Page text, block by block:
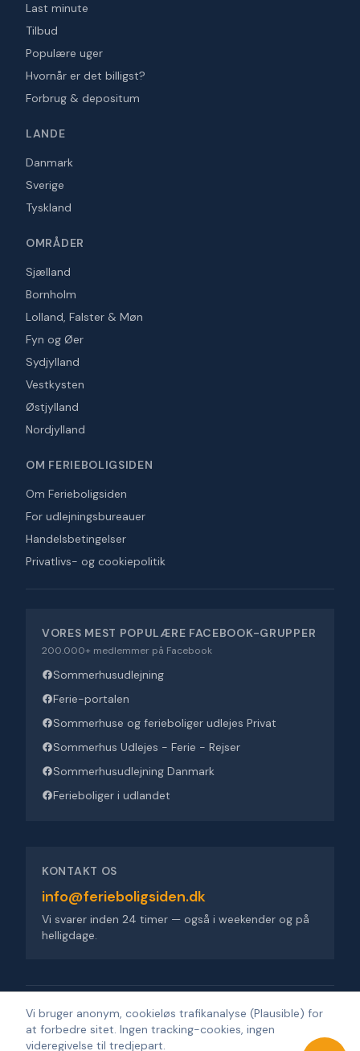
Last minute
Tilbud
Populære uger
Hvornår er det billigst?
Forbrug & depositum
LANDE
Danmark
Sverige
Tyskland
OMRÅDER
Sjælland
Bornholm
Lolland, Falster & Møn
Fyn og Øer
Sydjylland
Vestkysten
Østjylland
Nordjylland
OM FERIEBOLIGSIDEN
Om Ferieboligsiden
For udlejningsbureauer
Handelsbetingelser
Privatlivs- og cookiepolitik
VORES MEST POPULÆRE FACEBOOK-GRUPPER
200.000+ medlemmer på Facebook
Sommerhusudlejning
Ferie-portalen
Sommerhuse og ferieboliger udlejes Privat
Sommerhus Udlejes - Ferie - Rejser
Sommerhusudlejning Danmark
Ferieboliger i udlandet
KONTAKT OS
info@ferieboligsiden.dk
Vi svarer inden 24 timer — også i weekender og på
helligdage.
Ferieboligsiden ApS·Trigevej 9, 8382 Hinnerup ·CVR 36909676
© 2026Ferieboligsiden.Alle rettigheder forbeholdes.
Udviklet af
Vi bruger anonym, cookieløs trafikanalyse (Plausible) for
at forbedre sitet. Ingen tracking-cookies, ingen
videregivelse til tredjepart.